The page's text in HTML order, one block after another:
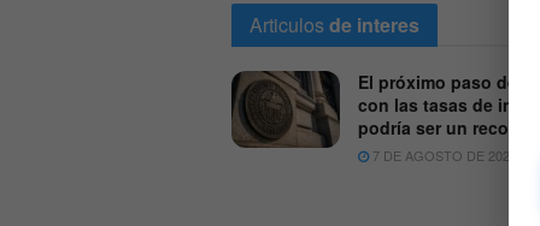
Articulosde interes
El próximo paso de la
con las tasas de
podría ser un recorte
7 DE AGOSTO DE 2026